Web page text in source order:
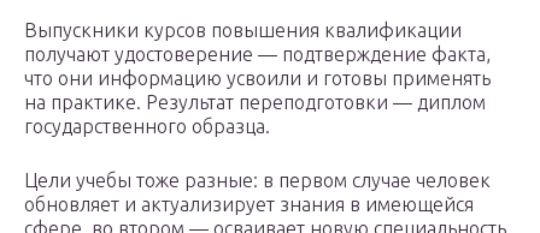
Выпускники курсов повышения квалификации
получают удостоверение — подтверждение факта,
что они информацию усвоили и готовы применять
на практике. Результат переподготовки — диплом
государственного образца.
Цели учебы тоже разные: в первом случае человек
обновляет и актуализирует знания в имеющейся
сфере, во втором — осваивает новую специальность.